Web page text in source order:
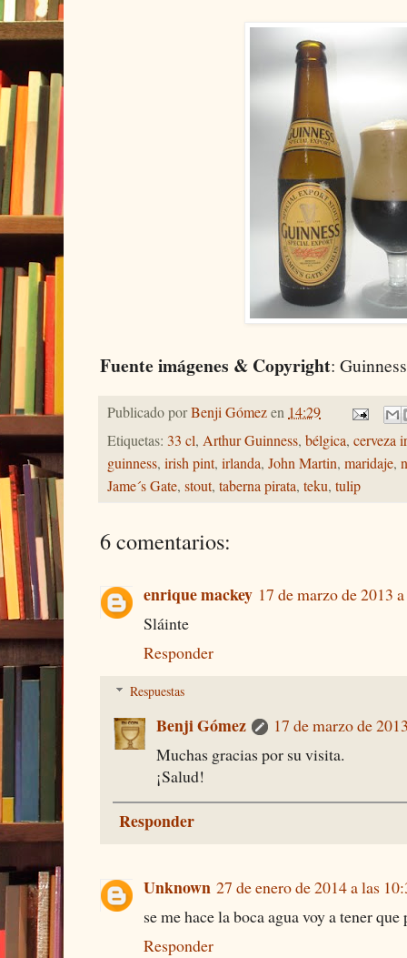
Fuente imágenes & Copyright:
Publicado porBenji Gómezen14:29
Etiquetas: 33 cl, Arthur Guinness, bélgica, cerveza
guinness, irish pint, irlanda, John Martin, maridaje,
Jame´s Gate, stout, taberna pirata, teku, tulip
6 comentarios:
enrique mackey 17 de marzo de 2013
Sláinte
Responder
Respuestas
Benji Gómez
17 de marzo de
Muchas gracias por su visita.
¡Salud!
Responder
Unknown 27 de enero de 2014 a las
se me hace la boca agua voy a tener
Responder